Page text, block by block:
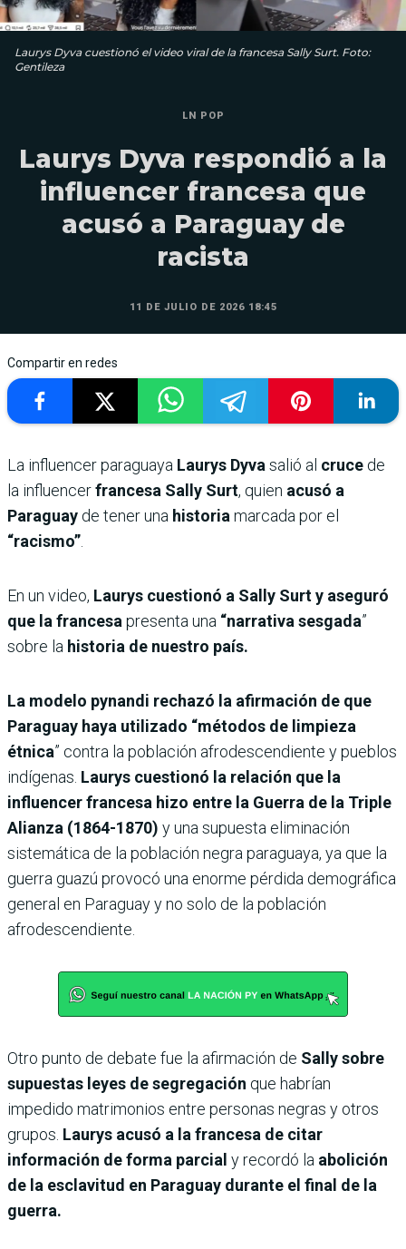
Laurys Dyva cuestionó el video viral de la francesa Sally Surt. Foto:
Gentileza
LN POP
Laurys Dyva respondió a la
influencer francesa que
acusó a Paraguay de
racista
11 DE JULIO DE 2026 18:45
Compartir en redes
La influencer paraguaya Laurys Dyvasalió al cruce de
la influencerfrancesa Sally Surt, quien acusó a
Paraguay de tener una historiamarcada por el
“racismo”.
En un video, Laurys cuestionó a Sally Surt y aseguró
que la francesapresenta una “narrativa sesgada”
sobre la historia de nuestro país.
La modelo pynandi rechazó la afirmación de que
Paraguay haya utilizado “métodos de limpieza
étnica” contra la población afrodescendiente y pueblos
indígenas. Laurys cuestionó la relación que la
influencer francesa hizo entre la Guerra de la Triple
Alianza (1864-1870) y una supuesta eliminación
sistemática de la población negra paraguaya, ya que la
guerra guazú provocó una enorme pérdida demográfica
general en Paraguay y no solo de la población
afrodescendiente.
Otro punto de debate fue la afirmación de Sally sobre
supuestas leyes de segregación que habrían
impedido matrimonios entre personas negras y otros
grupos. Laurys acusó a la francesa de citar
información de forma parcial y recordó la abolición
de la esclavitud en Paraguay durante el final de la
guerra.